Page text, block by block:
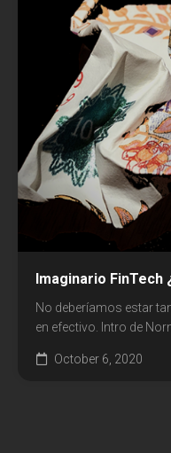
Comunicación
Diseño
Ecología
Economía
Libros
Imaginario FinTech
No deberíamos estar
en efectivo. Intro de
October 6, 2020